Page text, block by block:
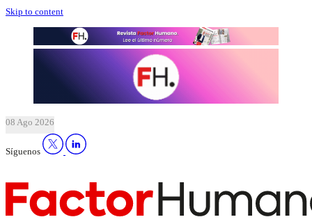
Skip to content
08 Ago 2026
Síguenos